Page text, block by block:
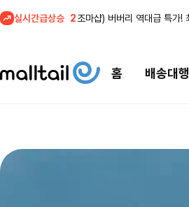
실시간급상승 3
5
1
홈 배송대행